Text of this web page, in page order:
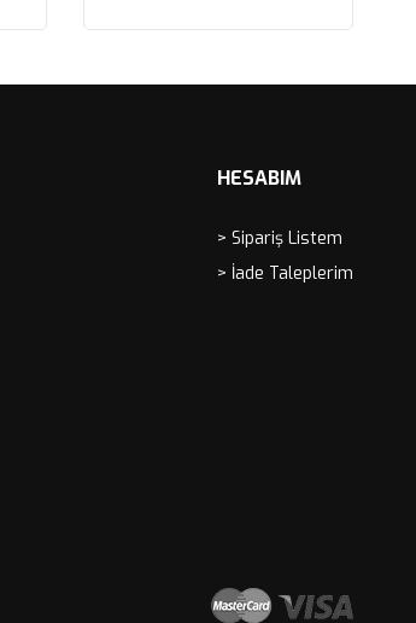
HESABIM
> Sipariş Listem
> İade Taleplerim